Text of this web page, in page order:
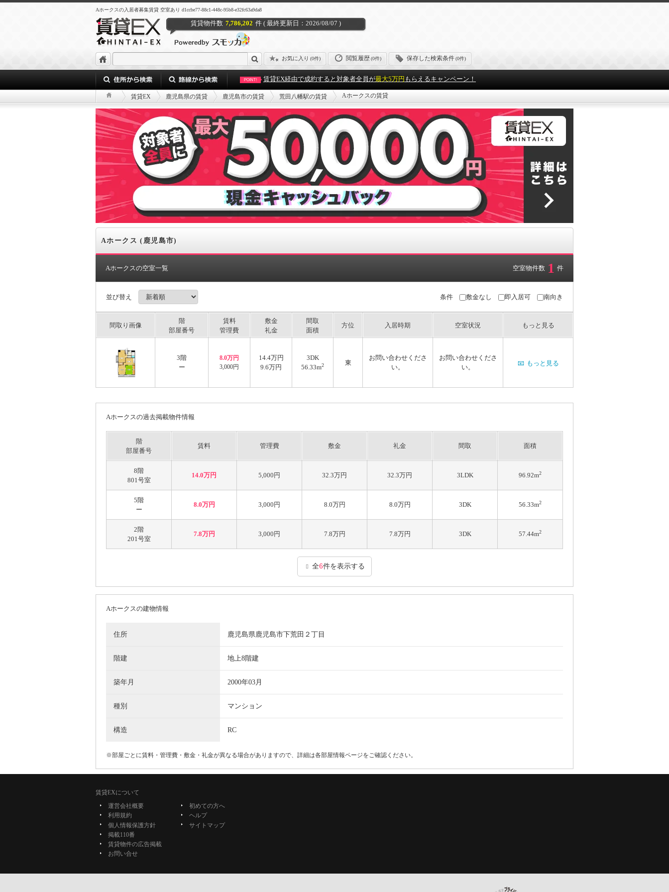
Aホークスの入居者募集賃貸 空室あり d1ccbe77-88c1-448c-95b8-e32fc63a9da8
賃貸物件数 7,786,202 件 ( 最終更新日：2026/08/07 )
お気に入り (0件) 閲覧履歴(0件) 保存した検索条件(0件)
POINT! 賃貸EX経由で成約すると対象者全員が最大5万円 もらえるキャンペーン！
賃貸EX 鹿児島県の賃貸 鹿児島市の賃貸 荒田八幡駅の賃貸 Aホークスの賃貸
Aホークス (鹿児島市)
Aホークスの空室一覧 空室物件数 1 件
並び替え 条件 敷金なし 即入居可 南向き
間取り画像
階
部屋番号
賃料
管理費
敷金
礼金
間取
面積
方位 入居時期 空室状況 もっと見る
3階
ー
8.0万円
3,000円
14.4万円
9.6万円
3DK
56.33m2 東
お問い合わせくださ
い。
お問い合わせくださ
い。
📧 もっと見る
Aホークスの過去掲載物件情報
階
部屋番号
賃料 管理費 敷金 礼金 間取 面積
8階
801号室
14.0万円 5,000円 32.3万円 32.3万円 3LDK 96.92m2
5階
ー
8.0万円 3,000円 8.0万円 8.0万円 3DK 56.33m2
2階
201号室
7.8万円 3,000円 7.8万円 7.8万円 3DK 57.44m2
全6件を表示する
Aホークスの建物情報
住所 鹿児島県鹿児島市下荒田２丁目
階建 地上8階建
築年月 2000年03月
種別 マンション
構造 RC
※部屋ごとに賃料・管理費・敷金・礼金が異なる場合がありますので、詳細は各部屋情報ページをご確認ください。
賃貸EXについて
運営会社概要
利用規約
個人情報保護方針
掲載110番
賃貸物件の広告掲載
お問い合せ
初めての方へ
ヘルプ
サイトマップ